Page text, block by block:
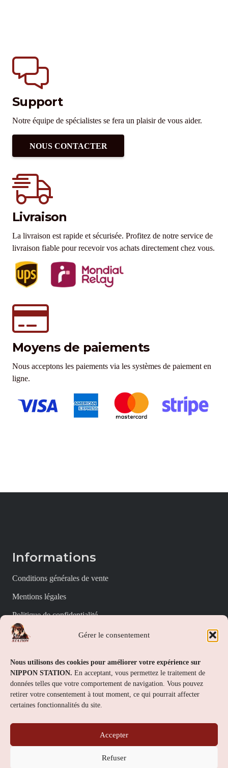
Gérer le consentement
Nous utilisons des cookies pour améliorer votre expérience sur
NIPPON STATION. En acceptant, vous permettez le traitement de
données telles que votre comportement de navigation. Vous pouvez
retirer votre consentement à tout moment, ce qui pourrait affecter
certaines fonctionnalités du site.
Accepter
Refuser
Support
Notre équipe de spécialistes se fera un plaisir de vous aider.
NOUS CONTACTER
Livraison
La livraison est rapide et sécurisée. Profitez de notre service de
livraison fiable pour recevoir vos achats directement chez vous.
Moyens de paiements
Nous acceptons les paiements via les systèmes de paiement en
ligne.
Informations
Conditions générales de vente
Mentions légales
Politique de confidentialité
Politique de cookies (UE)
Nippon Station
À propos
FAQs
Contact